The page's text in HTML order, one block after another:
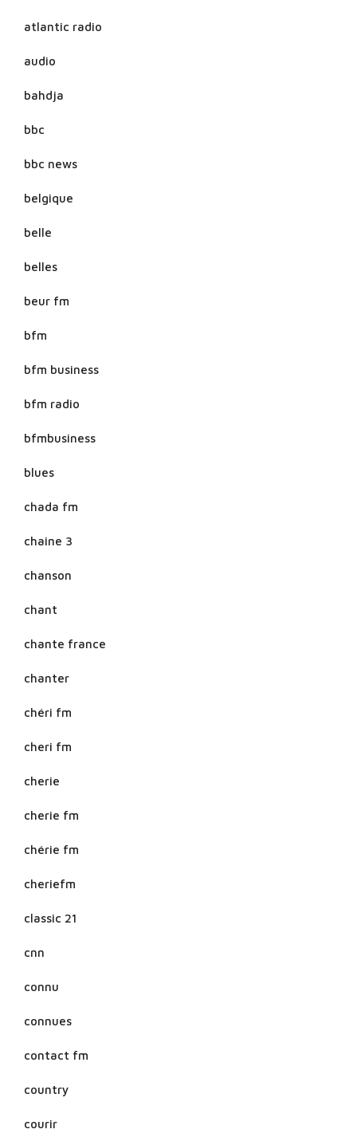
atlantic radio
audio
bahdja
bbc
bbc news
belgique
belle
belles
beur fm
bfm
bfm business
bfm radio
bfmbusiness
blues
chada fm
chaine 3
chanson
chant
chante france
chanter
chéri fm
cheri fm
cherie
cherie fm
chérie fm
cheriefm
classic 21
cnn
connu
connues
contact fm
country
courir